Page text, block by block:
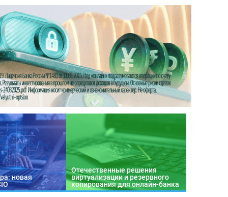
новая
Отечественные решения
виртуализации и резервного
копирования для онлайн-банка